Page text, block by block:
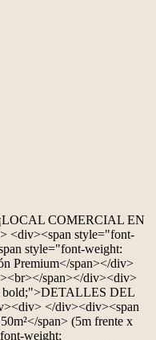
COMERCIAL EN
<div><span style="font-
style="font-weight:
Premium</span></div>
span></div><div>
bold;">DETALLES DEL
</div><div><span
span> (5m frente x
weight: